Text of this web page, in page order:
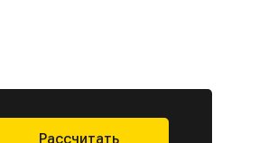
Рассчитать